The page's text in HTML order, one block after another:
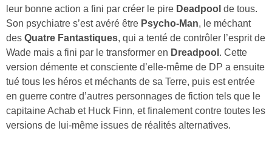
leur bonne action a fini par créer le pire Deadpool de tous.
Son psychiatre s’est avéré être Psycho-Man, le méchant
des Quatre Fantastiques, qui a tenté de contrôler l’esprit de
Wade mais a fini par le transformer en Dreadpool . Cette
version démente et consciente d’elle-même de DP a ensuite
tué tous les héros et méchants de sa Terre, puis est entrée
en guerre contre d’autres personnages de fiction tels que le
capitaine Achab et Huck Finn, et finalement contre toutes les
versions de lui-même issues de réalités alternatives.